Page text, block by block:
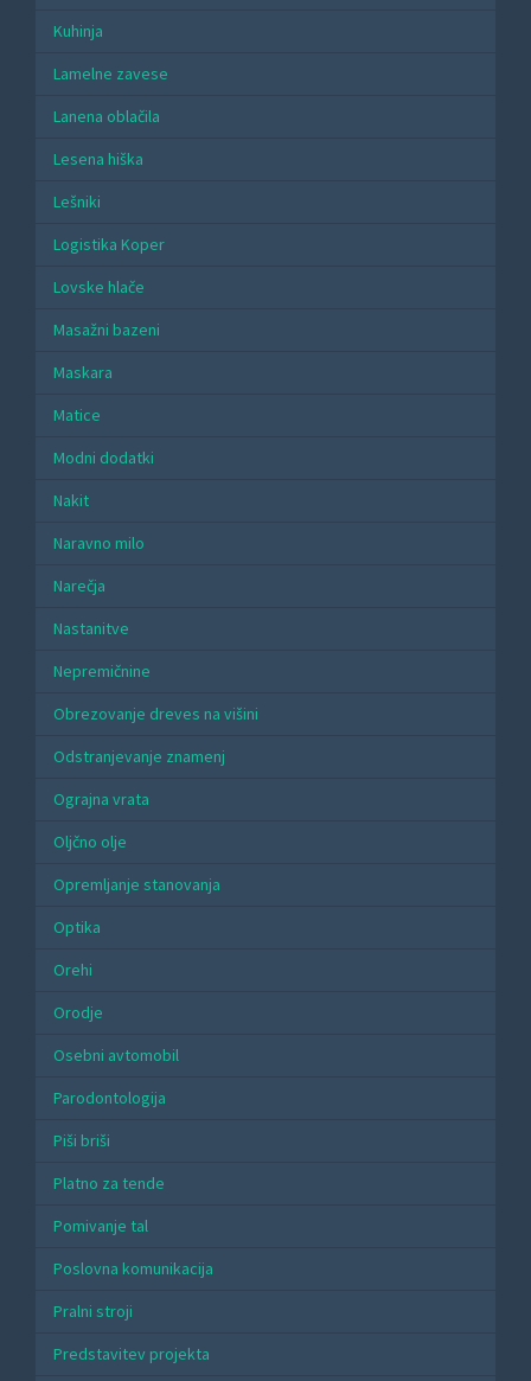
Kuhinja
Lamelne zavese
Lanena oblačila
Lesena hiška
Lešniki
Logistika Koper
Lovske hlače
Masažni bazeni
Maskara
Matice
Modni dodatki
Nakit
Naravno milo
Narečja
Nastanitve
Nepremičnine
Obrezovanje dreves na višini
Odstranjevanje znamenj
Ograjna vrata
Oljčno olje
Opremljanje stanovanja
Optika
Orehi
Orodje
Osebni avtomobil
Parodontologija
Piši briši
Platno za tende
Pomivanje tal
Poslovna komunikacija
Pralni stroji
Predstavitev projekta